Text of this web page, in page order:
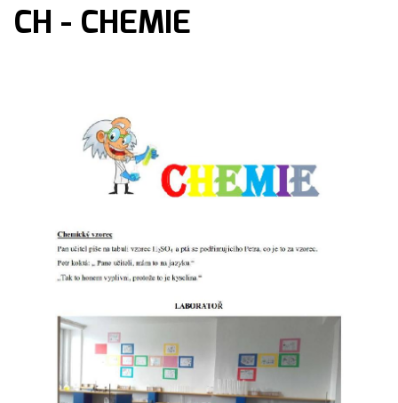
CH - CHEMIE